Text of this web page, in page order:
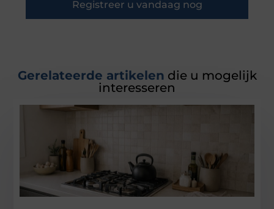
Registreer u vandaag nog
Gerelateerde artikelen die u mogelijk
interesseren